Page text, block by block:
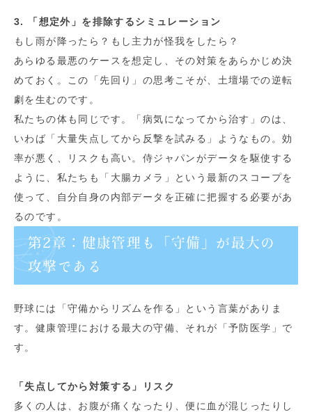
3. 「想定外」を排除するシミュレーション
もし雨が降ったら？もし主力が怪我をしたら？
あらゆる最悪のケースを想定し、その対策をあらかじめ決
めておく。この「先回り」の思考こそが、土壇場での逆転
劇を生むのです。
私たちの体も同じです。「病気になってから治す」のは、
いわば「大量失点してから反撃を試みる」ようなもの。効
率が悪く、リスクも高い。侍ジャパンがデータを駆使する
ように、私たちも「大腸カメラ」という最新のスコープを
使って、自分自身の内部データを正確に把握する必要があ
るのです。
第2章：健康管理も「守備」が最大の
攻撃である
野球には「守備からリズムを作る」という言葉がありま
す。健康管理における最大の守備、それが「予防医学」で
す。
「失点してから対策する」リスク
多くの人は、お腹が痛くなったり、便に血が混じったりし